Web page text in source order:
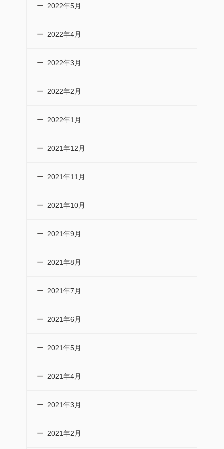
2022年5月
2022年4月
2022年3月
2022年2月
2022年1月
2021年12月
2021年11月
2021年10月
2021年9月
2021年8月
2021年7月
2021年6月
2021年5月
2021年4月
2021年3月
2021年2月